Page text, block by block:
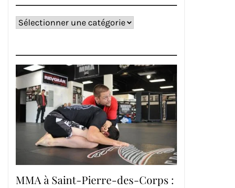
Catégories
MMA à Saint-Pierre-des-Corps :